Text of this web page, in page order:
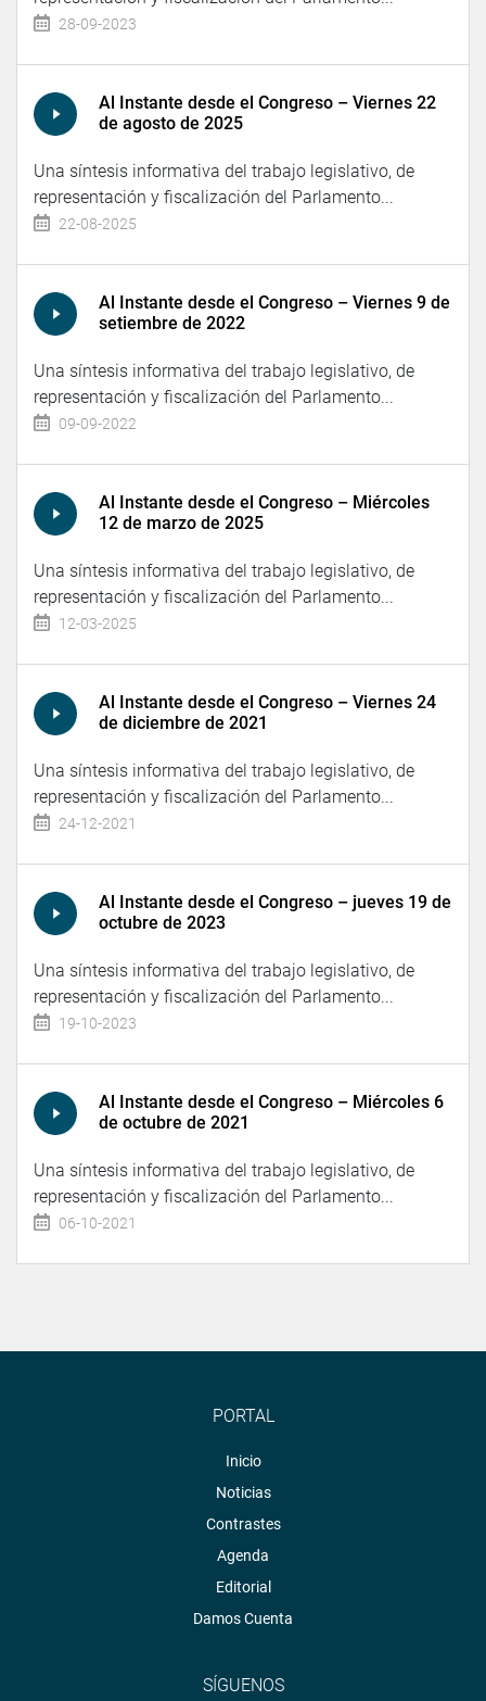
28-09-2023
Al Instante desde el Congreso – Viernes 22
de agosto de 2025
Una síntesis informativa del trabajo legislativo, de
representación y fiscalización del Parlamento...
22-08-2025
Al Instante desde el Congreso – Viernes 9 de
setiembre de 2022
Una síntesis informativa del trabajo legislativo, de
representación y fiscalización del Parlamento...
09-09-2022
Al Instante desde el Congreso – Miércoles
12 de marzo de 2025
Una síntesis informativa del trabajo legislativo, de
representación y fiscalización del Parlamento...
12-03-2025
Al Instante desde el Congreso – Viernes 24
de diciembre de 2021
Una síntesis informativa del trabajo legislativo, de
representación y fiscalización del Parlamento...
24-12-2021
Al Instante desde el Congreso – jueves 19 de
octubre de 2023
Una síntesis informativa del trabajo legislativo, de
representación y fiscalización del Parlamento...
19-10-2023
Al Instante desde el Congreso – Miércoles 6
de octubre de 2021
Una síntesis informativa del trabajo legislativo, de
representación y fiscalización del Parlamento...
06-10-2021
PORTAL
Inicio
Noticias
Contrastes
Agenda
Editorial
Damos Cuenta
SÍGUENOS